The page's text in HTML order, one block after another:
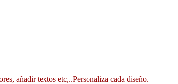
añadir textos etc,..Personaliza cada diseño.